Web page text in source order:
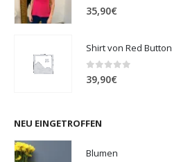
0out of 5
35,90€
Shirt von Red Button
0 out of 5
39,90€
NEU EINGETROFFEN
Blumen